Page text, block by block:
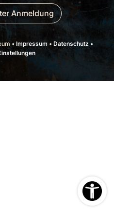
Anmeldung
• Impressum • Datenschutz •